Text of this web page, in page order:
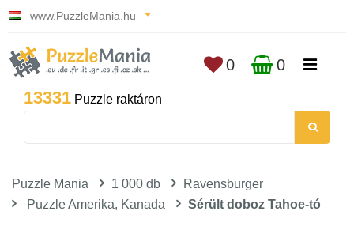
www.PuzzleMania.hu
13331 Puzzle raktáron
0 0
Puzzle Mania 1 000 db
Ravensburger
Puzzle Amerika, Kanada
Sérült doboz Tahoe-tó